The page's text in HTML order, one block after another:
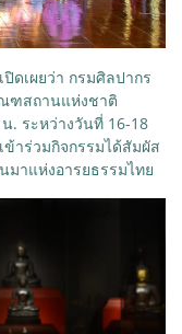
ดเผยว่า กรมศิลปากร
ฑสถานแห่งชาติ
. ระหว่างวันที่ 16-18
ข้าร่วมกิจกรรมได้สัมผัส
มาแห่งอารยธรรมไทย